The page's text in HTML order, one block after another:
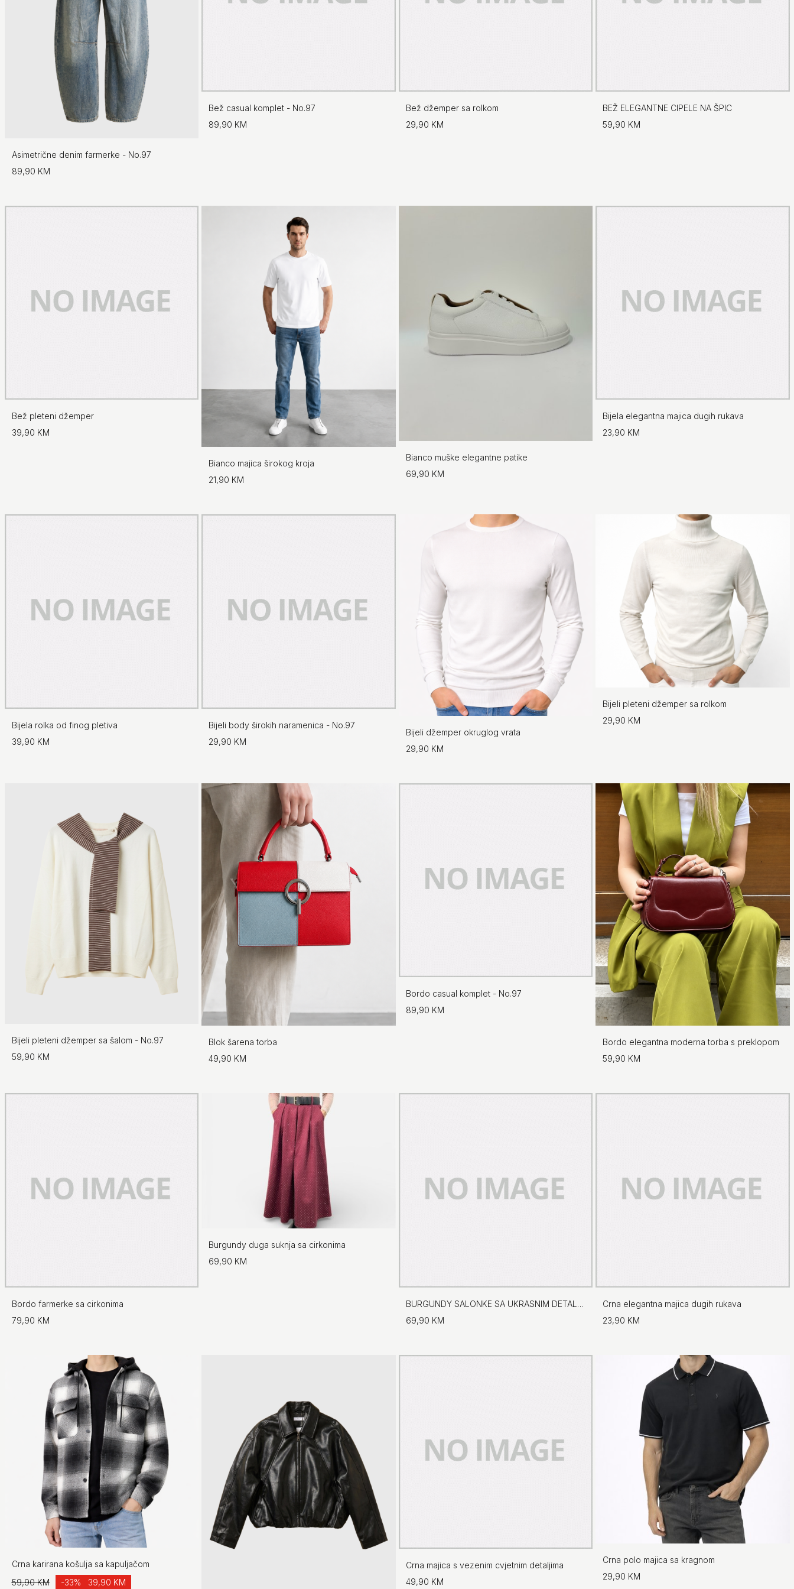
Asimetrične denim farmerke - No.97
89,90 KM
Bež casual komplet - No.97
89,90 KM
Bež džemper sa rolkom
29,90 KM
BEŽ ELEGANTNE CIPELE NA ŠPIC
59,90 KM
Bež pleteni džemper
39,90 KM
Bianco majica širokog kroja
21,90 KM
Bianco muške elegantne patike
69,90 KM
Bijela elegantna majica dugih rukava
23,90 KM
Bijela rolka od finog pletiva
39,90 KM
Bijeli body širokih naramenica - No.97
29,90 KM
Bijeli džemper okruglog vrata
29,90 KM
Bijeli pleteni džemper sa rolkom
29,90 KM
Bijeli pleteni džemper sa šalom - No.97
59,90 KM
Blok šarena torba
49,90 KM
Bordo casual komplet - No.97
89,90 KM
Bordo elegantna moderna torba s preklopom
59,90 KM
Bordo farmerke sa cirkonima
79,90 KM
Burgundy duga suknja sa cirkonima
69,90 KM
BURGUNDY SALONKE SA UKRASNIM DETALJEM
69,90 KM
Crna elegantna majica dugih rukava
23,90 KM
Crna karirana košulja sa kapuljačom
59,90 KM
39,90 KM
-33%
Crna majica s vezenim cvjetnim detaljima
49,90 KM
Crna polo majica sa kragnom
29,90 KM